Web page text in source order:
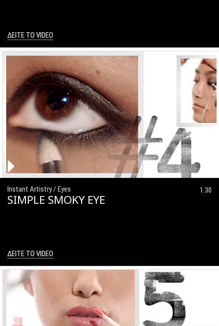
ΔΕΙΤΕ ΤΟ VIDEO
1:30
Instant Artistry / Eyes
SIMPLE SMOKY EYE
ΔΕΙΤΕ ΤΟ VIDEO